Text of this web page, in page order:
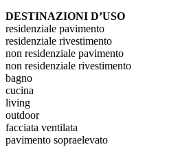
DESTINAZIONI D’USO
residenziale pavimento
residenziale rivestimento
non residenziale pavimento
non residenziale rivestimento
bagno
cucina
living
outdoor
facciata ventilata
pavimento sopraelevato